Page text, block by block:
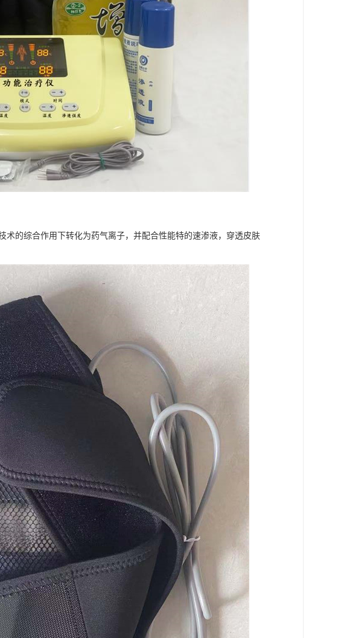
的综合作用下转化为药气离子，并配合性能特的速渗液，穿透皮肤